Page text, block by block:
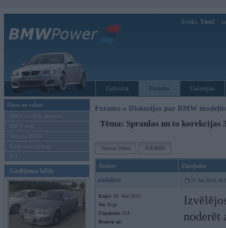
Sveiks, Viesi!
Galvenā Forums Galerijas
Ziņas un raksti
BMW modeļu jaunumi
BMW testi
Mēneša BMW
Sērijveida tūnings
Vel...
Gadījuma bilde
Forums » Diskusijas par BMW
Tēma: Spraulas un to korekcijas
Jauna tēma Atbildēt
Autors Ziņojums
anddiiss 21. Jun 2016,
Kopš: 26. Mar 2013
No: Rīga
Ziņojumi: 154
Braucu ar:
noderēt